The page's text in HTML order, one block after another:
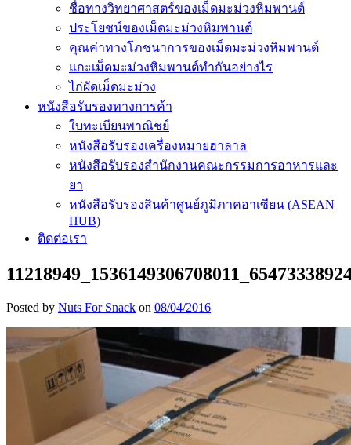
ชื่อทางวิทยาศาสตร์ของเม็ดมะม่วงหิมพานต์
ประโยชน์ของเม็ดมะม่วงหิมพานต์
คุณค่าทางโภชนาการของเม็ดมะม่วงหิมพานต์
แกะเม็ดมะม่วงหิมพานต์ทำกันอย่างไร
ไก่ผัดเม็ดมะม่วง
หนังสือรับรองทางการค้า
ใบทะเบียนพาณิชย์
หนังสือรับรองเครื่องหมายฮาลาล
หนังสือรับรองสำนักงานคณะกรรมการอาหารและ
ยา
หนังสือรับรองสินค้าศูนย์ภูมิภาคอาเซียน (ASEAN
HUB)
ติดต่อเรา
Posted by Nuts For Snack on 08/04/2016